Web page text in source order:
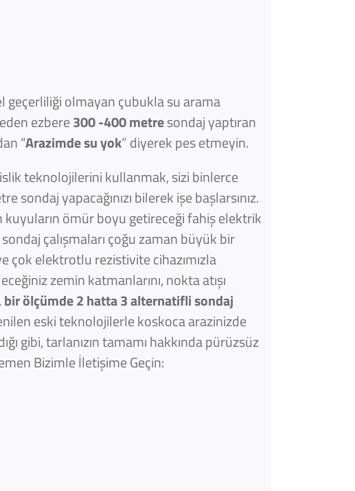
geçerliliği olmayan çubukla su arama
ezbere300 -400 metresondaj yaptıran
“Arazimde su yok” diyerek pes etmeyin.
teknolojilerini kullanmak, sizi binlerce
yapacağınızı bilerek işe başlarsınız.
ömür boyu getireceği fahiş elektrik
çalışmaları çoğu zaman büyük bir
çok elektrotlu rezistivite cihazımızla
zemin katmanlarını, nokta atışı
bir ölçümde 2 hatta 3 alternatifli sondaj
eski teknolojilerle koskoca arazinizde
gibi, tarlanızın tamamı hakkında pürüzsüz
Bizimle İletişime Geçin: